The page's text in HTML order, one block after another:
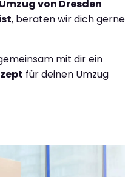
von Dresden
, beraten wir dich gerne
mit dir ein
für deinen Umzug